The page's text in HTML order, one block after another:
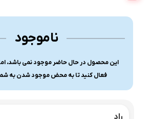
ناموجود
این محصول در حال حاضر موجود نمی باشد، اما
فعال کنید تا به محض موجود شدن به
راد